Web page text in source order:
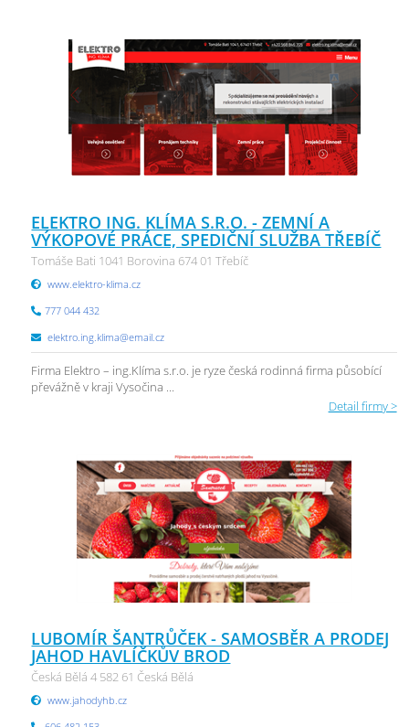
ELEKTRO ING. KLÍMA S.R.O. - ZEMNÍ A
VÝKOPOVÉ PRÁCE, SPEDIČNÍ SLUŽBA TŘEBÍČ
Tomáše Bati 1041 Borovina 674 01 Třebíč
www.elektro-klima.cz
777 044 432
elektro.ing.klima@email.cz
Firma Elektro – ing.Klíma s.r.o. je ryze česká rodinná firma působící
převážně v kraji Vysočina ...
Detail firmy >
LUBOMÍR ŠANTRŮČEK - SAMOSBĚR A PRODEJ
JAHOD HAVLÍČKŮV BROD
Česká Bělá 4 582 61 Česká Bělá
www.jahodyhb.cz